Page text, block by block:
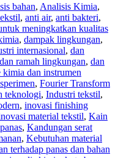
bahan, Analisis Kimia,
, anti air, anti bakteri,
meningkatkan kualitas
, dampak lingkungan,
internasional, dan
dan ramah lingkungan, dan
kimia dan instrumen
, Fourier Transform
teknologi, Industri tekstil,
, inovasi finishing
material tekstil, Kain
, Kandungan serat
, Kebutuhan material
terhadap panas dan bahan